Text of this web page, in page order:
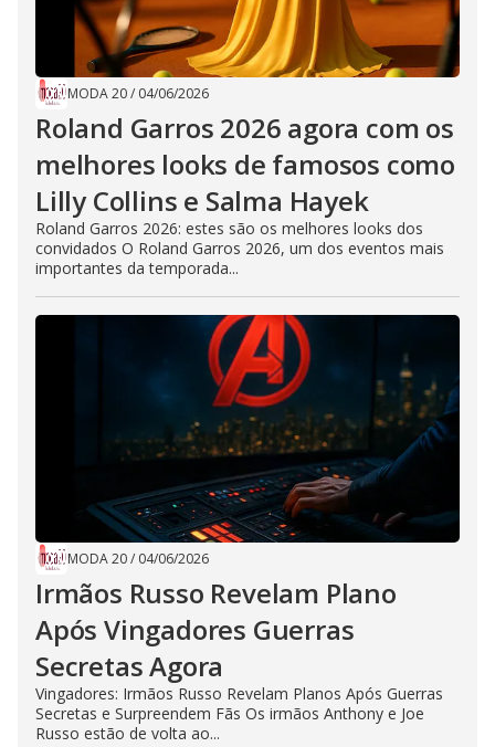
MODA 20/ 04/06/2026
Roland Garros 2026 agora com os
melhores looks de famosos como
Lilly Collins e Salma Hayek
Roland Garros 2026: estes são os melhores looks dos
convidados O Roland Garros 2026, um dos eventos mais
importantes da temporada...
MODA 20/ 04/06/2026
Irmãos Russo Revelam Plano
Após Vingadores Guerras
Secretas Agora
Vingadores: Irmãos Russo Revelam Planos Após Guerras
Secretas e Surpreendem Fãs Os irmãos Anthony e Joe
Russo estão de volta ao...